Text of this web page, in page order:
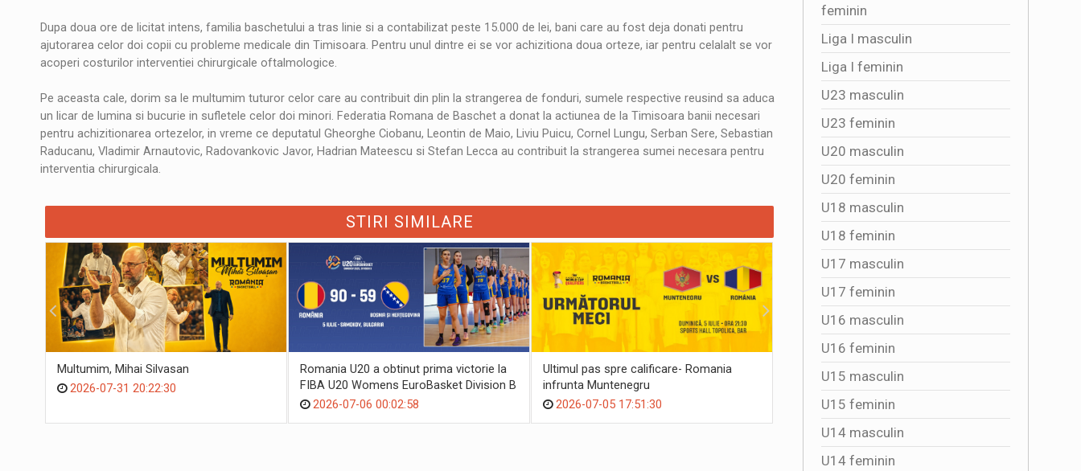
Dupa doua ore de licitat intens, familia baschetului a tras linie si a contabilizat peste 15.000 de lei, bani care au fost deja donati pentru
ajutorarea celor doi copii cu probleme medicale din Timisoara. Pentru unul dintre ei se vor achizitiona doua orteze, iar pentru celalalt se vor
acoperi costurilor interventiei chirurgicale oftalmologice.
Pe aceasta cale, dorim sa le multumim tuturor celor care au contribuit din plin la strangerea de fonduri, sumele respective reusind sa aduca
un licar de lumina si bucurie in sufletele celor doi minori. Federatia Romana de Baschet a donat la actiunea de la Timisoara banii necesari
pentru achizitionarea ortezelor, in vreme ce deputatul Gheorghe Ciobanu, Leontin de Maio, Liviu Puicu, Cornel Lungu, Serban Sere, Sebastian
Raducanu, Vladimir Arnautovic, Radovankovic Javor, Hadrian Mateescu si Stefan Lecca au contribuit la strangerea sumei necesara pentru
interventia chirurgicala.
STIRI SIMILARE
Multumim, Mihai Silvasan
2026-07-31 20:22:30
Romania U20 a obtinut prima victorie la
FIBA U20 Womens EuroBasket Division B
2026-07-06 00:02:58
Ultimul pas spre calificare- Romania
infrunta Muntenegru
2026-07-05 17:51:30
România scrie istorie! Victorie uriasa cu
Grecia- 73-66- în calificarile pentru Cupa
Mondiala
2026-07-05 10:37:27
feminin
Liga I masculin
Liga I feminin
U23 masculin
U23 feminin
U20 masculin
U20 feminin
U18 masculin
U18 feminin
U17 masculin
U17 feminin
U16 masculin
U16 feminin
U15 masculin
U15 feminin
U14 masculin
U14 feminin